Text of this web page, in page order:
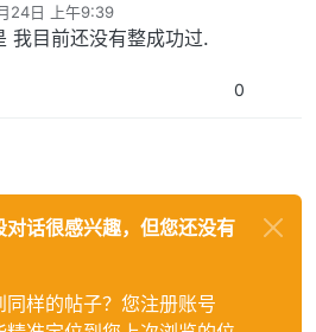
24日 上午9:39
我目前还没有整成功过.
0
话很感兴趣，但您还没有
样的帖子？您注册账号